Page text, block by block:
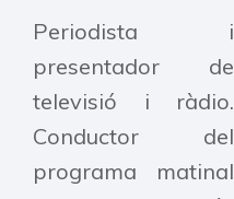
Periodista i
presentador de
televisió i ràdio.
Conductor del
programa matinal